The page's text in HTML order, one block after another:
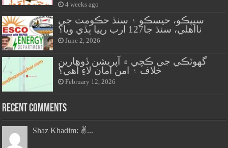
4 weeks ago
سيپڪو، حيسڪو ۽ سنڌ حڪومت جي
نااهلي، سنڌ جا127 ارب رپيا ٻڏي ويا؟
June 2, 2026
گهوٽڪي جي ڪچي ۾ آپريشن ڏوهارين
خلاف ۽ امن امان لاءِ آهي؟
February 12, 2026
Recent Comments
Shaz Khadim: ✌️...